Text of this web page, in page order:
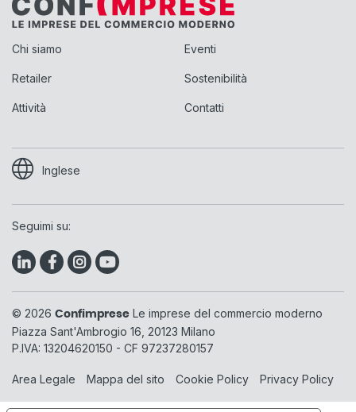
Chi siamo
Retailer
Attività
Eventi
Sostenibilità
Contatti
Inglese
Seguimi su:
© 2026 Confimprese Le imprese del commercio moderno
Piazza Sant'Ambrogio 16, 20123 Milano
P.IVA: 13204620150 - CF 97237280157
Area Legale Mappa del sito Cookie Policy Privacy Policy